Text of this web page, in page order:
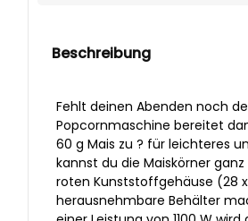
Beschreibung
Fehlt deinen Abenden noch
Popcornmaschine bereitet
60 g Mais zu ? für leichteres
kannst du die Maiskörner
roten Kunststoffgehäuse (28
herausnehmbare Behälter